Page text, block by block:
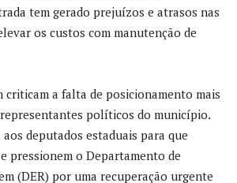
tem gerado prejuízos e atrasos nas
os custos com manutenção de
criticam a falta de posicionamento mais
políticos do município.
deputados estaduais para que
pressionem o Departamento de
(DER) por uma recuperação urgente